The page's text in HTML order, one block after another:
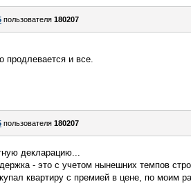
пользователя 180207
продлевается и все.
пользователя 180207
декларацию...
- это с учетом нынешних темпов
квартиру с премией в цене, по моим